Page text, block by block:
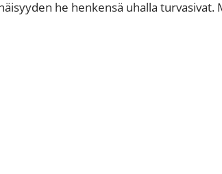
he henkensä uhalla turvasivat.